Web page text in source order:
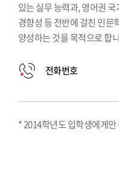
있는 실무 능력과, 영어권
경향성 등 전반에 걸친 인문
양성하는 것을 목적으로 합
전화번호
* 2014학년도 입학생에게만